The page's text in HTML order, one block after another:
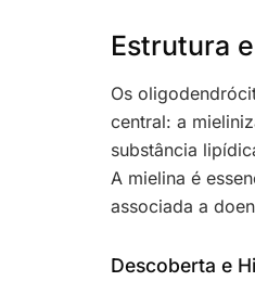
Estrutura
Os
central: a
substância
A mielina é
associada a
Descoberta e